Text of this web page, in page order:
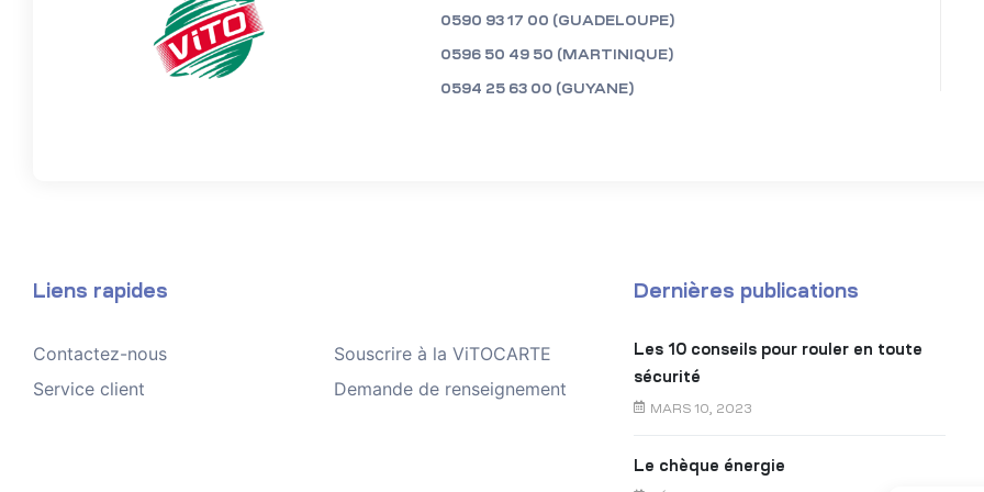
0590 93 17 00 (GUADELOUPE)
0596 50 49 50 (MARTINIQUE)
0594 25 63 00 (GUYANE)
Liens rapides
Contactez-nous
Service client
Souscrire à la ViTOCARTE
Demande de renseignement
Dernières publications
Les 10 conseils pour rouler en toute
sécurité
MARS 10, 2023
Le chèque énergie